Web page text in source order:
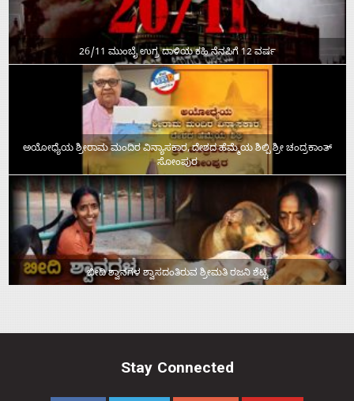
26/11 ಮುಂಬೈ ಉಗ್ರ ದಾಳಿಯ ಕಹಿ ನೆನಪಿಗೆ 12 ವರ್ಷ
ಅಯೋಧ್ಯೆಯ ಶ್ರೀರಾಮ ಮಂದಿರ ವಿನ್ಯಾಸಕಾರ, ದೇಶದ ಹೆಮ್ಮೆಯ ಶಿಲ್ಪಿ ಶ್ರೀ ಚಂದ್ರಕಾಂತ್‌
ಸೋಂಪುರ
ಬೀದಿ ಶ್ವಾನಗಳ ಶ್ವಾಸದಂತಿರುವ ಶ್ರೀಮತಿ ರಜನಿ ಶೆಟ್ಟಿ
Stay Connected